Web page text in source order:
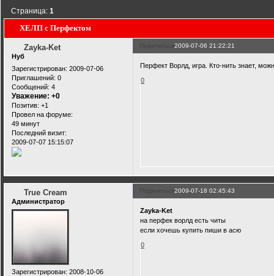
ХЕЛП с Перфектом
Страница:1
Поделиться2009-07-06 21:22:21
Zayka-Ket
Нуб
Зарегистрирован: 2009-07-06
Приглашений: 0
Сообщений: 4
Уважение: +0
Позитив: +1
Провел на форуме:
49 минут
Последний визит:
2009-07-07 15:15:07
Перфект Ворлд, игра. Кто-нить знает,
0
Поделиться2009-07-18 02:45:43
True Cream
Администратор
Зарегистрирован: 2008-10-06
Zayka-Ket
на перфек ворлд есть читы
если хочешь купить пиши в асю
0